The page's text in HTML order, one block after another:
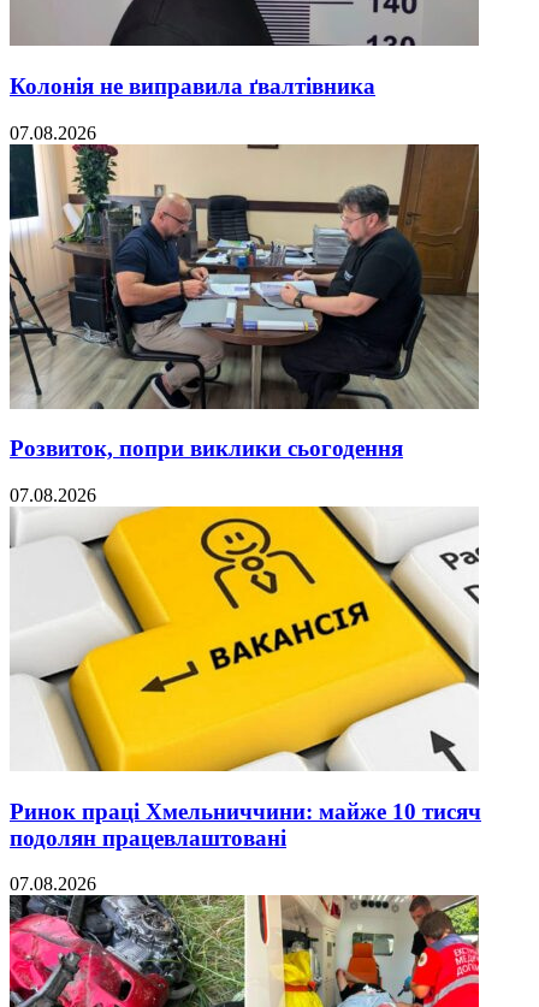
Колонія не виправила ґвалтівника
07.08.2026
Розвиток, попри виклики сьогодення
07.08.2026
Ринок праці Хмельниччини: майже 10 тисяч
подолян працевлаштовані
07.08.2026